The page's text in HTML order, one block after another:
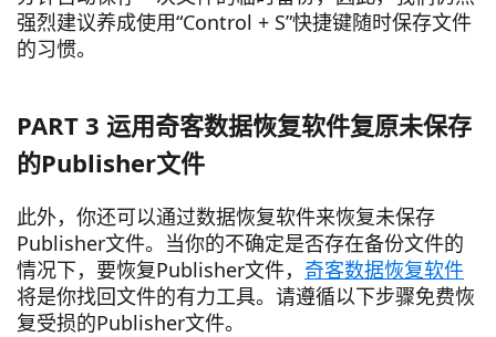
强烈建议养成使用“Control + S”快捷键随时保存文件
的习惯。
PART 3 运用奇客数据恢复软件复原未保存
的Publisher文件
此外，你还可以通过数据恢复软件来恢复未保存
Publisher文件。当你的不确定是否存在备份文件的
情况下，要恢复Publisher文件， 奇客数据恢复软件
将是你找回文件的有力工具。请遵循以下步骤免费恢
复受损的Publisher文件。